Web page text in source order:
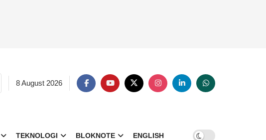
8 August 2026
TEKNOLOGI BLOKNOTE ENGLISH